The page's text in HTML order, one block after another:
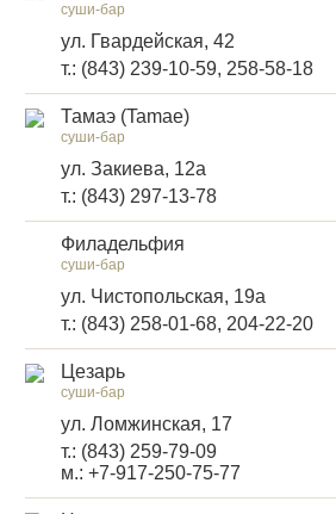
суши-бар
ул. Гвардейская, 42
т.: (843) 239-10-59, 258-58-18
Тамаэ (Tamae)
суши-бар
ул. Закиева, 12а
т.: (843) 297-13-78
Филадельфия
суши-бар
ул. Чистопольская, 19а
т.: (843) 258-01-68, 204-22-20
Цезарь
суши-бар
ул. Ломжинская, 17
т.: (843) 259-79-09
м.: +7-917-250-75-77